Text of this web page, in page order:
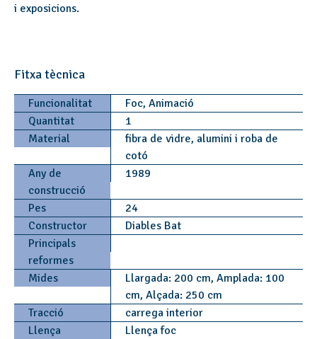
i exposicions.
Fitxa tècnica
Funcionalitat
Foc, Animació
Quantitat
1
Material
fibra de vidre, alumini i roba de
cotó
Any de
construcció
1989
Pes
24
Constructor
Diables Bat
Principals
reformes
Mides
Llargada: 200 cm, Amplada: 100
cm, Alçada: 250 cm
Tracció
carrega interior
Llença
Llença foc